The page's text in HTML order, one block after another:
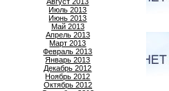
Июль 2013
Июнь 2013
Май 2013
Апрель 2013
Март 2013
Февраль 2013
Январь 2013
Декабрь 2012
Ноябрь 2012
Октябрь 2012